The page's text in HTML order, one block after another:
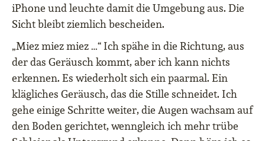
iPhone und leuchte damit die Umgebung aus. Die
Sicht bleibt ziemlich bescheiden.
„Miez miez miez …“ Ich spähe in die Richtung, aus
der das Geräusch kommt, aber ich kann nichts
erkennen. Es wiederholt sich ein paarmal. Ein
klägliches Geräusch, das die Stille schneidet. Ich
gehe einige Schritte weiter, die Augen wachsam auf
den Boden gerichtet, wenngleich ich mehr trübe